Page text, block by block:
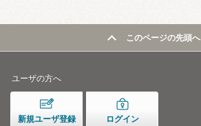
このページの先頭へ
ユーザの方へ
新規ユーザ登録 ログイン